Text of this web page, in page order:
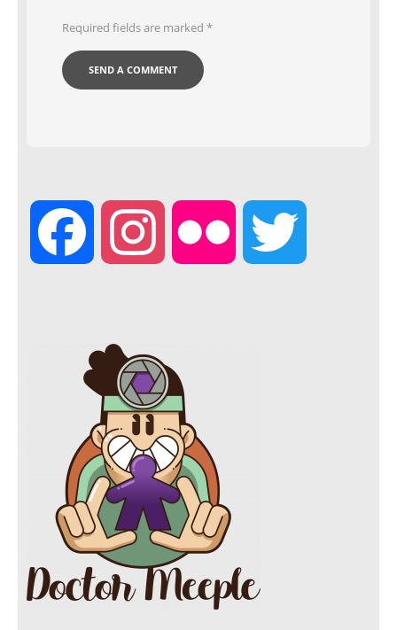
Required fields are marked *
e
b
o
s
t
a
g